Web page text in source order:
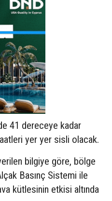
41 dereceye kadar
yer yer sisli olacak.
bilgiye göre, bölge
Basınç Sistemi ile
kütlesinin etkisi altında